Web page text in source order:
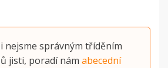
nejsme správným tříděním
jisti, poradí nám abecední